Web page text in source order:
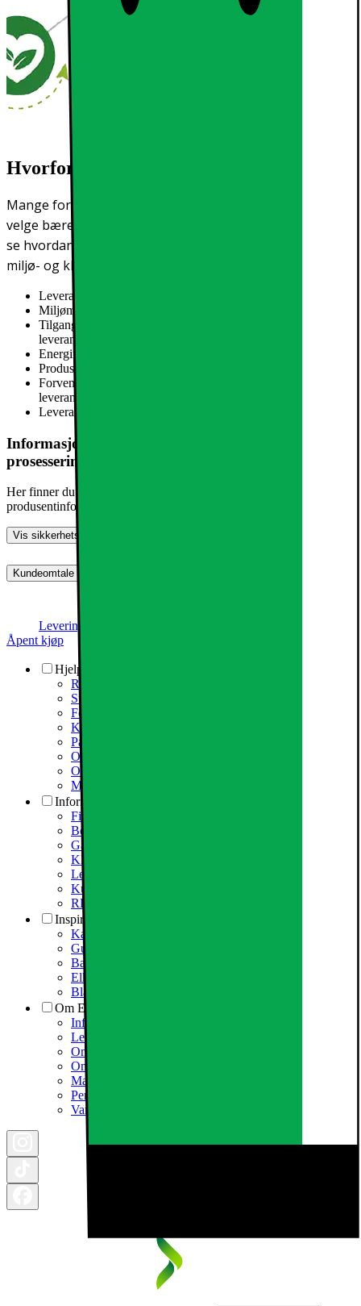
Hvorfor publiserer vi miljøparametere?
Mange forbrukere synes kanskje at det er vanskelig å
velge bærekraftig. I Elkjøp ønsker vi å gjøre det lettere å
se hvordan produktene våre er produsert og hva slags
miljø- og klimapåvirkning de har.
Leverandørens EcoVadis-score
Miljømerking av tredjepart
Tilgang til reservedeler, antall år
leverandør
Energimerke
Produsert i
Forventet levetid, antall år
leverandør
Leverandørens kalkulasjoner av forventet levetid
Informasjon om produktsikkerhet og data
prosessering
Her finner du informasjon om generell produktsikkerhet og
produsentinformasjon
Vis sikkerhetsinformasjon
Kundeomtale (0)
Levering, montering og klargjøring
Åpent kjøp
Hjelp og support
Reparasjon og service
Support via fjernhjelp
Forsikring: meld skade
Kontakt oss
Pakkesporing
Ordreretur og endring
Ofte stilte spørsmål
Mer: Hjelp og support
Informasjon
Finn butikk
Betalingsalternativ
Gavekort
Klikk & hent
Levering
Kundeklubb
RETUR AV EE-AVFALL
Inspirasjon
Kampanjer
Guider og artikler
Bærekraft
Elkjøpfondet
Black Friday
Om Elkjøp
Informasjonskapsler
Ledige stillinger i Elkjøp
Om Elkjøp
Om Elkjøp Nordic
Marketplace partner
Personvernerklæring
Varslingsrutiner